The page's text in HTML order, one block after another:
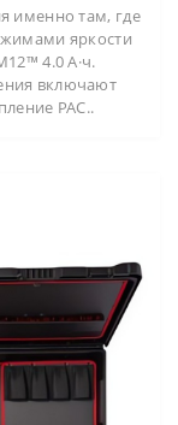
именно там, где
яркости
4.0 А·ч.
включают
PAC..